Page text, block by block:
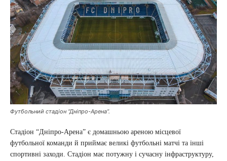
Футбольний стадіон “Дніпро-Арена”.
Стадіон “Дніпро-Арена” є домашньою ареною місцевої
футбольної команди й приймає великі футбольні матчі та інші
спортивні заходи. Стадіон має потужну і сучасну інфраструктуру,